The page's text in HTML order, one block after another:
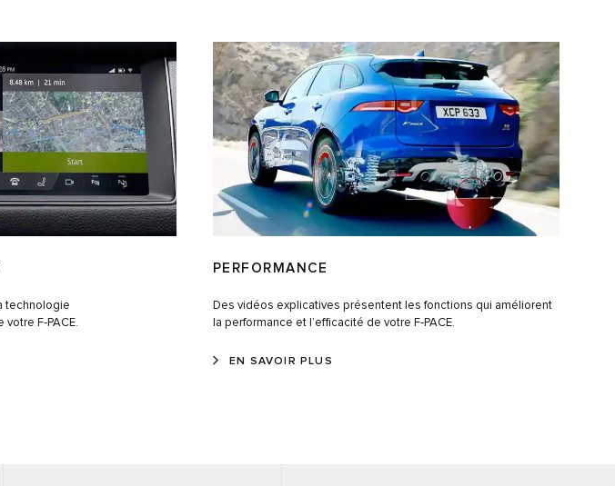
technologie
F‑PACE.
PERFORMANCE
Des vidéos explicatives présentent les fonctions qui améliorent
la performance et l’efficacité de votre F‑PACE.
EN SAVOIR PLUS